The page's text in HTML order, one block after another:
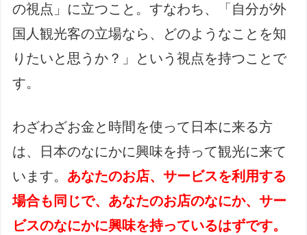
の視点」に立つこと。すなわち、「自分が外
国人観光客の立場なら、どのようなことを知
りたいと思うか？」という視点を持つことで
す。
わざわざお金と時間を使って日本に来る方
は、日本のなにかに興味を持って観光に来て
います。 あなたのお店、サービスを利用する
場合も同じで、あなたのお店のなにか、サー
ビスのなにかに興味を持っているはずです。